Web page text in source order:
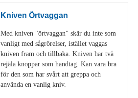
Kniven Örtvaggan
Med kniven "örtvaggan" skär du inte som
vanligt med sågrörelser, istället vaggas
kniven fram och tillbaka. Kniven har två
rejäla knoppar som handtag. Kan vara bra
för den som har svårt att greppa och
använda en vanlig kniv.